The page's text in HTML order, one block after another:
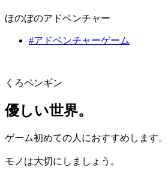
ほのぼのアドベンチャー
#アドベンチャーゲーム
くろペンギン
優しい世界。
ゲーム初めての人におすすめします。
モノは大切にしましょう。